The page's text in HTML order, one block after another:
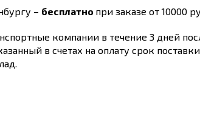
– бесплатно при заказе от 10000
компании в течение 3 дней
в счетах на оплату срок